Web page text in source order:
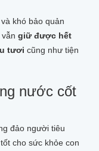
khó bảo quản
vẫn giữ được hết
tươi cũng như tiện
nước cốt
đảo người tiêu
cho sức khỏe con